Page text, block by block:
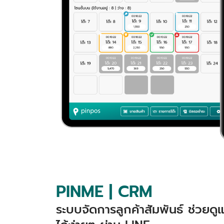
PINME | CRM
ระบบจัดการลูกค้าสัมพันธ์ ช่วย